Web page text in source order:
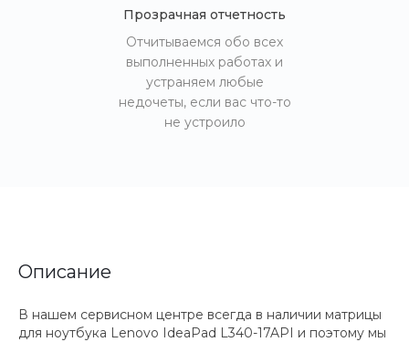
Прозрачная отчетность
Отчитываемся обо всех
выполненных работах и
устраняем любые
недочеты, если вас что-то
не устроило
Описание
В нашем сервисном центре всегда в наличии матрицы
для ноутбука Lenovo IdeaPad L340-17API и поэтому мы